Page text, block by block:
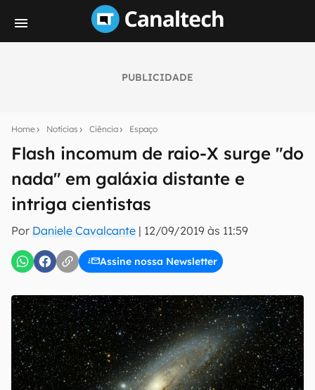
PUBLICIDADE
Home Notícias Ciência Espaço
Flash incomum de raio-X surge "do
nada" em galáxia distante e
intriga cientistas
Por Daniele Cavalcante | 12/09/2019 às 11:59
Assine nossa Newsletter
notícias e reviews sobre tecnologia em primeira
mão.
E-mail
inscreva-se
Uso e Política de Privacidade do Canaltech.